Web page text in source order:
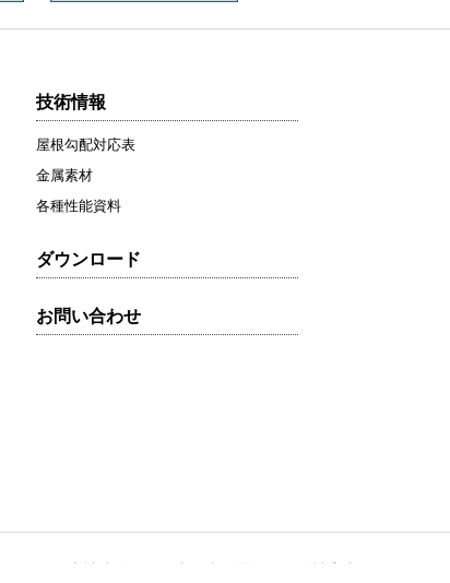
技術情報
屋根勾配対応表
金属素材
各種性能資料
ダウンロード
お問い合わせ